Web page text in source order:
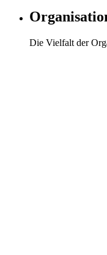
Die Vielfalt der